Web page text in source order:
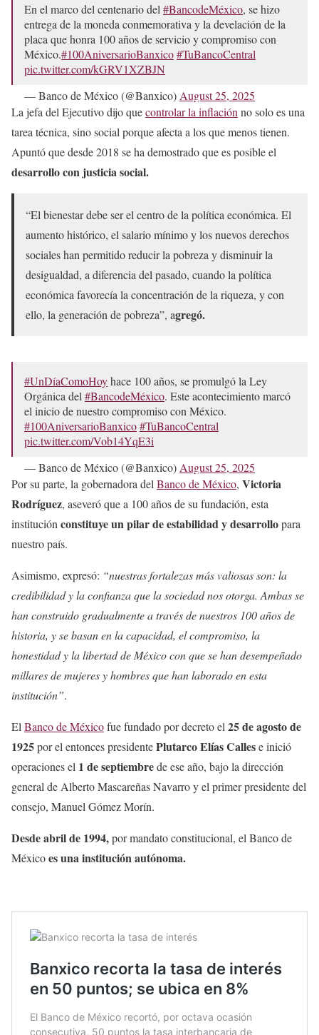
En el marco del centenario del #BancodeMéxico, se hizo
entrega de la moneda conmemorativa y la develación de la
placa que honra 100 años de servicio y compromiso con
México.#100AniversarioBanxico#TuBancoCentral
pic.twitter.com/kGRV1XZBJN
— Banco de México (@Banxico) August 25, 2025
La jefa del Ejecutivo dijo quecontrolar la inflación no solo es una
tarea técnica, sino social porque afecta a los que menos tienen.
Apuntó que desde 2018 se ha demostrado que es posible el
desarrollo con justicia social.
“El bienestar debe ser el centro de la política económica. El
aumento histórico, el salario mínimo y los nuevos derechos
sociales han permitido reducir la pobreza y disminuir la
desigualdad, a diferencia del pasado, cuando la política
económica favorecía la concentración de la riqueza, y con
ello, la generación de pobreza”, agregó.
#UnDíaComoHoyhace 100 años, se promulgó la Ley
Orgánica del #BancodeMéxico. Este acontecimiento marcó
el inicio de nuestro compromiso con México.
#100AniversarioBanxico#TuBancoCentral
pic.twitter.com/Vob14YqE3i
— Banco de México (@Banxico) August 25, 2025
Por su parte, la gobernadora del Banco de México, Victoria
Rodríguez, aseveró que a 100 años de su fundación, esta
institución constituye un pilar de estabilidad y desarrollopara
nuestro país.
Asimismo, expresó: “nuestras fortalezas más valiosas son: la
credibilidad y la confianza que la sociedad nos otorga. Ambas se
han construido gradualmente a través de nuestros 100 años de
historia, y se basan en la capacidad, el compromiso, la
honestidad y la libertad de México con que se han desempeñado
millares de mujeres y hombres que han laborado en esta
institución”.
El Banco de Méxicofue fundado por decreto el 25 de agosto de
1925por el entonces presidentePlutarco Elías Callese inició
operaciones el 1 de septiembrede ese año, bajo la dirección
general de Alberto Mascareñas Navarro y el primer presidente del
consejo, Manuel Gómez Morín.
Desde abril de 1994,por mandato constitucional, el Banco de
Méxicoes una institución autónoma.